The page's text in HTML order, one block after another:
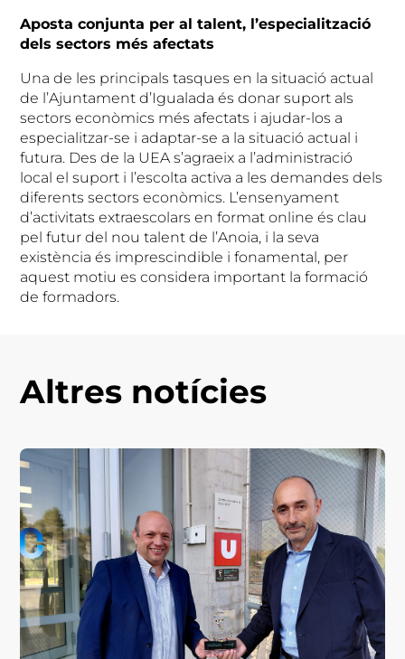
Aposta conjunta per al talent, l’especialització
dels sectors més afectats
Una de les principals tasques en la situació actual
de l’Ajuntament d’Igualada és donar suport als
sectors econòmics més afectats i ajudar-los a
especialitzar-se i adaptar-se a la situació actual i
futura. Des de la UEA s’agraeix a l’administració
local el suport i l’escolta activa a les demandes dels
diferents sectors econòmics. L’ensenyament
d’activitats extraescolars en format online és clau
pel futur del nou talent de l’Anoia, i la seva
existència és imprescindible i fonamental, per
aquest motiu es considera important la formació
de formadors.
Altres notícies